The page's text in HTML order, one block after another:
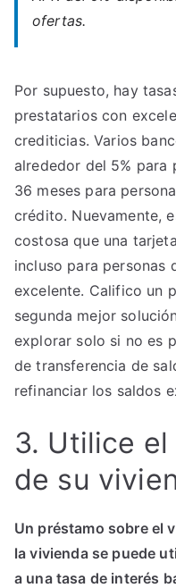
ofertas.
Por supuesto, hay
prestatarios con
crediticias. Varios
alrededor del 5% para
36 meses para
crédito. Nuevamente,
costosa que una
incluso para personas
excelente. Califico un
segunda mejor
explorar solo si no es
de transferencia de
refinanciar los saldos
3. Utilice
de su
Un préstamo sobre el
la vivienda se puede
a una tasa de interés